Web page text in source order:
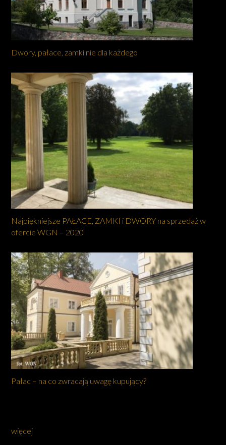
Dwory, pałace, zamki nie dla każdego
Najpiękniejsze PAŁACE, ZAMKI i DWORY na sprzedaż w
ofercie WGN – 2020
Pałac – na co zwracają uwagę kupujący?
więcej